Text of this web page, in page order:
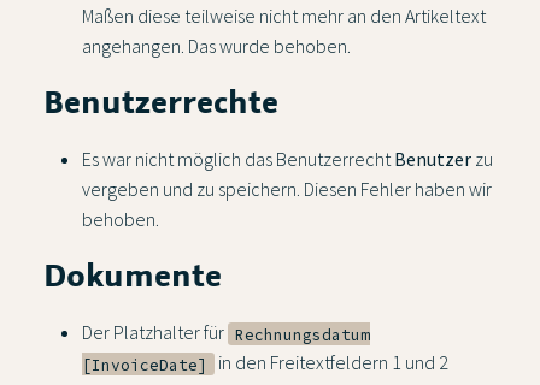
Maßen diese teilweise nicht mehr an den Artikeltext
angehangen. Das wurde behoben.
Benutzerrechte
Es war nicht möglich das BenutzerrechtBenutzer zu
vergeben und zu speichern. Diesen Fehler haben wir
behoben.
Dokumente
Der Platzhalter für Rechnungsdatum
[InvoiceDate]
in den Freitextfeldern 1 und 2